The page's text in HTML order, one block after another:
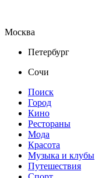
Москва
Петербург
Сочи
Поиск
Город
Кино
Рестораны
Мода
Красота
Музыка и клубы
Путешествия